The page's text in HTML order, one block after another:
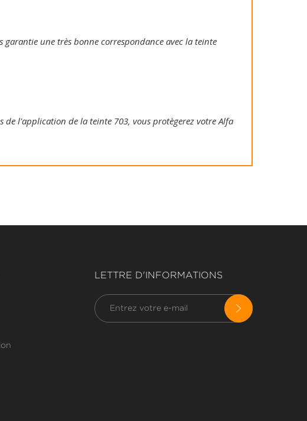
une très bonne correspondance avec la teinte
de l'application de la teinte 703, vous protègerez votre Alfa
LETTRE D'INFORMATIONS